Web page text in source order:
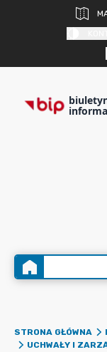
STRONA GŁÓWNA
UCHWAŁY I